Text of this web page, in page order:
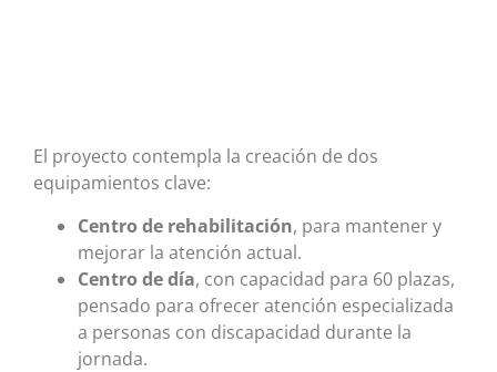
El proyecto contempla la creación de dos
equipamientos clave:
Centro de rehabilitación, para mantener y
mejorar la atención actual.
Centro de día, con capacidad para 60 plazas,
pensado para ofrecer atención especializada
a personas con discapacidad durante la
jornada.